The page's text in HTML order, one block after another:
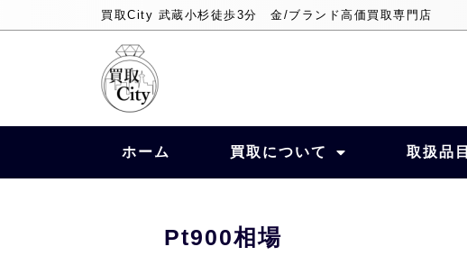
買取City 武蔵小杉徒歩3分 金/ブランド高価買取専門店
ホーム 買取について 取扱品目
Pt900相場